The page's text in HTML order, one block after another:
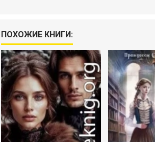
ПОХОЖИЕ КНИГИ: